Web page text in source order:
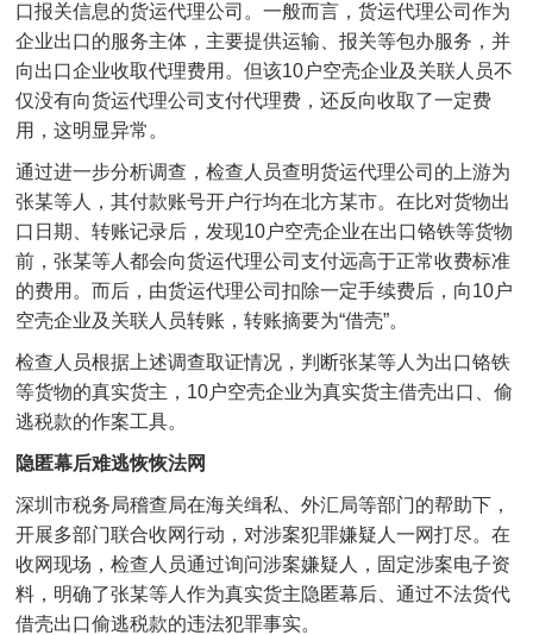
口报关信息的货运代理公司。一般而言，货运代理公司作为
企业出口的服务主体，主要提供运输、报关等包办服务，并
向出口企业收取代理费用。但该10户空壳企业及关联人员不
仅没有向货运代理公司支付代理费，还反向收取了一定费
用，这明显异常。
通过进一步分析调查，检查人员查明货运代理公司的上游为
张某等人，其付款账号开户行均在北方某市。在比对货物出
口日期、转账记录后，发现10户空壳企业在出口铬铁等货物
前，张某等人都会向货运代理公司支付远高于正常收费标准
的费用。而后，由货运代理公司扣除一定手续费后，向10户
空壳企业及关联人员转账，转账摘要为“借壳”。
检查人员根据上述调查取证情况，判断张某等人为出口铬铁
等货物的真实货主，10户空壳企业为真实货主借壳出口、偷
逃税款的作案工具。
隐匿幕后难逃恢恢法网
深圳市税务局稽查局在海关缉私、外汇局等部门的帮助下，
开展多部门联合收网行动，对涉案犯罪嫌疑人一网打尽。在
收网现场，检查人员通过询问涉案嫌疑人，固定涉案电子资
料，明确了张某等人作为真实货主隐匿幕后、通过不法货代
借壳出口偷逃税款的违法犯罪事实。